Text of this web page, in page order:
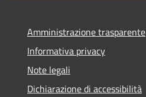
Amministrazione trasparente
Informativa privacy
Note legali
Dichiarazione di accessibilità